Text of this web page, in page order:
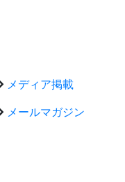
メディア掲載
メールマガジン